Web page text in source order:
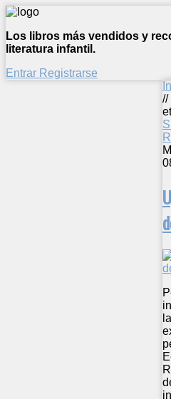
Los libros más vendidos y
literatura infantil.
Entrar Registrarse
//